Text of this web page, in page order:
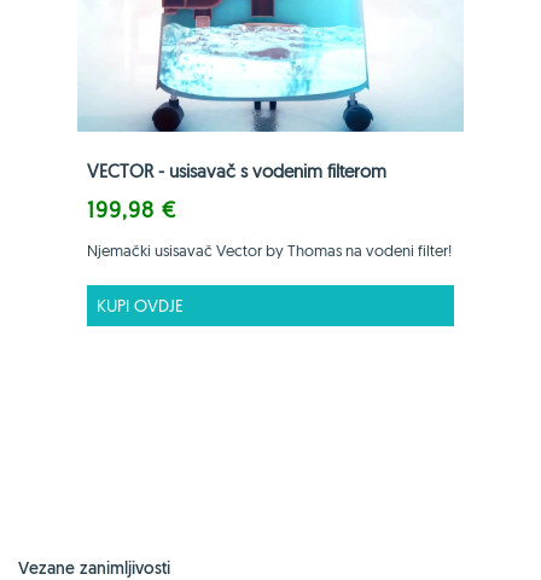
VECTOR - usisavač s vodenim filterom
199,98 €
Njemački usisavač Vector by Thomas na vodeni filter!
KUPI OVDJE
Vezane zanimljivosti